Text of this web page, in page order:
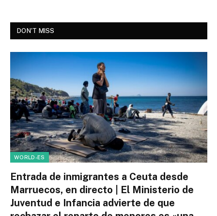
DON'T MISS
WORLD-ES
Entrada de inmigrantes a Ceuta desde
Marruecos, en directo | El Ministerio de
Juventud e Infancia advierte de que